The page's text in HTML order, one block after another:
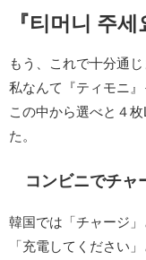
『티머니 주세
もう、これで十分通じ
私なんて『ティモニ
この中から選べと４
た。
コンビニでチャ
韓国では「チャージ」
「充電してください